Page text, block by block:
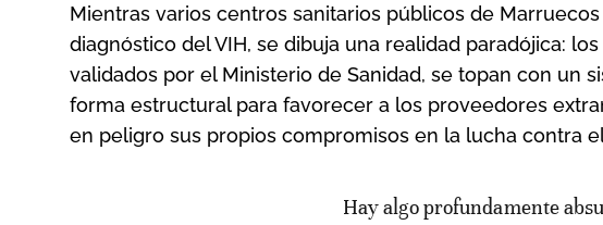
Mientras varios centros sanitarios públicos de
diagnóstico del VIH, se dibuja una realidad paradójica:
validados por el Ministerio de Sanidad, se topan con un
forma estructural para favorecer a los proveedores
en peligro sus propios compromisos en la lucha contra
Hay algo profundamente absurdo en esta situación. Por un lado, centros